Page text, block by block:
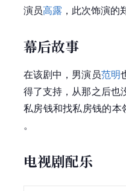
演员高露 ，此次饰演的
幕后故事
在该剧中，男演员范明
得了支持，从那之后也
私房钱和找私房钱的本
。
电视剧配乐